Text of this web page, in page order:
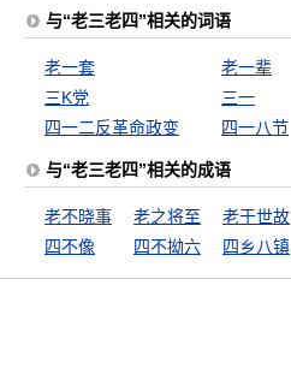
与“老三老四”相关的词语
老一套 老一辈
三K党
三一
四一二反革命政变
四一八节
与“老三老四”相关的成语
老不晓事 老之将至 老于世故
四不像
四不拗六 四乡八镇